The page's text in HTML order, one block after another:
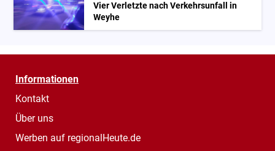
Vier Verletzte nach Verkehrsunfall in
Weyhe
Informationen
Kontakt
Über uns
Werben auf regionalHeute.de